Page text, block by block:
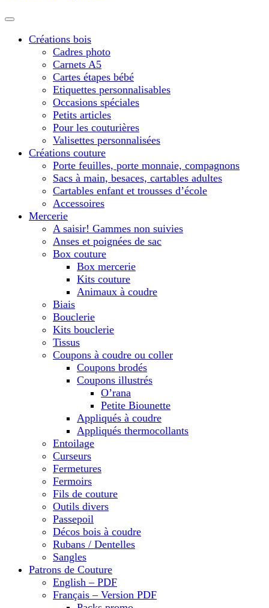
Créations bois
Cadres photo
Carnets A5
Cartes étapes bébé
Etiquettes personnalisables
Occasions spéciales
Petits articles
Pour les couturières
Valisettes personnalisées
Créations couture
Porte feuilles, porte monnaie, compagnons
Sacs à main, besaces, cartables adultes
Cartables enfant et trousses d’école
Accessoires
Mercerie
A saisir! Gammes non suivies
Anses et poignées de sac
Box couture
Box mercerie
Kits couture
Animaux à coudre
Biais
Bouclerie
Kits bouclerie
Tissus
Coupons à coudre ou coller
Coupons brodés
Coupons illustrés
O’rana
Petite Biounette
Appliqués à coudre
Appliqués thermocollants
Entoilage
Curseurs
Fermetures
Fermoirs
Fils de couture
Outils divers
Passepoil
Décos bois à coudre
Rubans / Dentelles
Sangles
Patrons de Couture
English – PDF
Français – Version PDF